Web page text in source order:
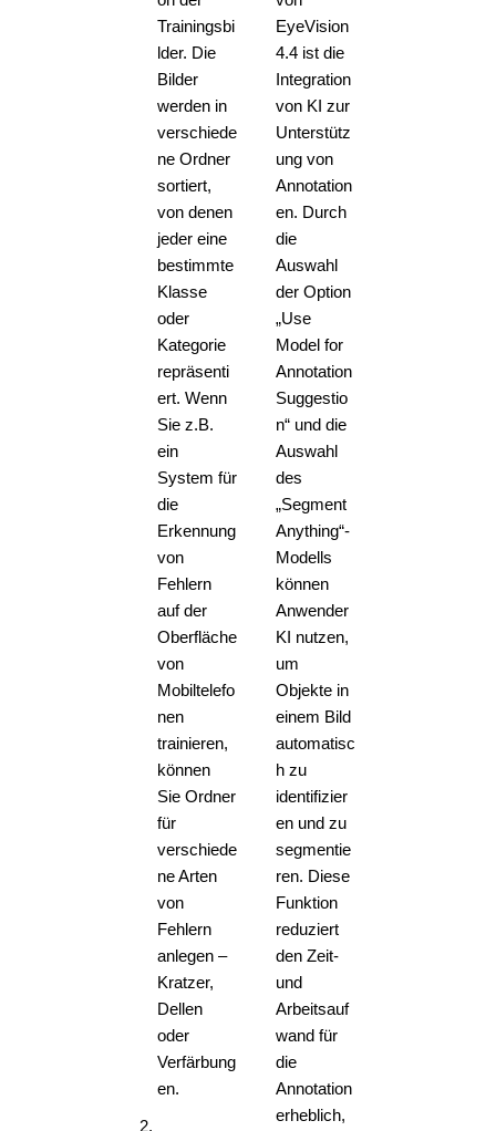
Trainingsbi
lder. Die
Bilder
werden in
verschiede
ne Ordner
sortiert,
von denen
jeder eine
bestimmte
Klasse
oder
Kategorie
repräsenti
ert. Wenn
Sie z.B.
ein
System für
die
Erkennung
von
Fehlern
auf der
Oberfläche
von
Mobiltelefo
nen
trainieren,
können
Sie Ordner
für
verschiede
ne Arten
von
Fehlern
anlegen –
Kratzer,
Dellen
oder
Verfärbung
en.
EyeVision
4.4 ist die
Integration
von KI zur
Unterstütz
ung von
Annotation
en. Durch
die
Auswahl
der Option
„Use
Model for
Annotation
Suggestio
n“ und die
Auswahl
des
„Segment
Anything“-
Modells
können
Anwender
KI nutzen,
um
Objekte in
einem Bild
automatisc
h zu
identifizier
en und zu
segmentie
ren. Diese
Funktion
reduziert
den Zeit-
und
Arbeitsauf
wand für
die
Annotation
erheblich,